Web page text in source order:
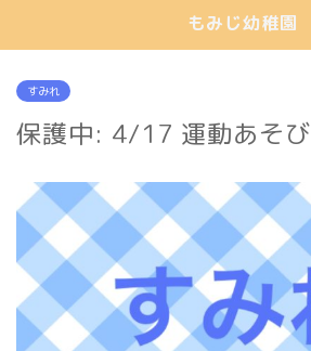
もみじ幼稚園
すみれ
保護中: 4/17 運動あそび